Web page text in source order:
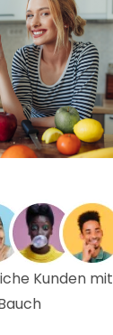
Kunden mit